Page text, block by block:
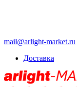
mail@arlight-market.ru
Доставка